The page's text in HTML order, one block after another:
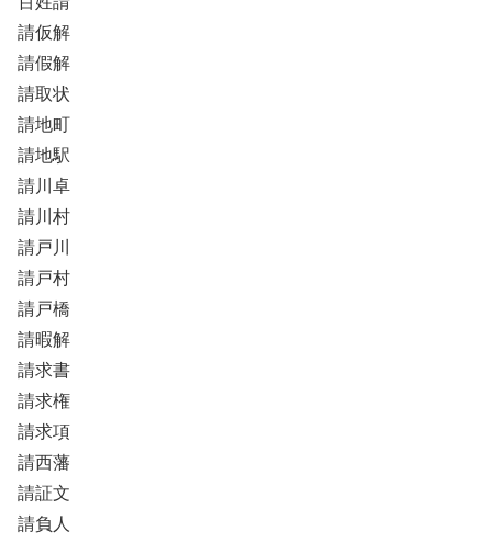
請仮解
請假解
請取状
請地町
請地駅
請川卓
請川村
請戸川
請戸村
請戸橋
請暇解
請求書
請求権
請求項
請西藩
請証文
請負人